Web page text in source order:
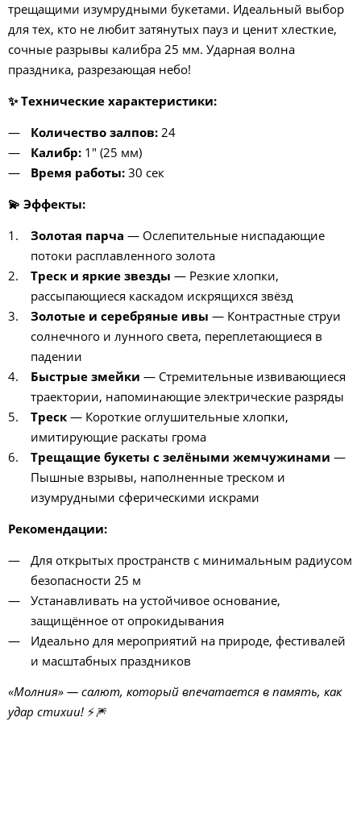
трещащими изумрудными букетами. Идеальный выбор
для тех, кто не любит затянутых пауз и ценит хлесткие,
сочные разрывы калибра 25 мм. Ударная волна
праздника, разрезающая небо!
✨Технические характеристики:
Количество залпов:24
Калибр:1" (25 мм)
Время работы:30 сек
💫 Эффекты:
Золотая парча — Ослепительные ниспадающие
потоки расплавленного золота
Треск и яркие звезды — Резкие хлопки,
рассыпающиеся каскадом искрящихся звёзд
Золотые и серебряные ивы — Контрастные струи
солнечного и лунного света, переплетающиеся в
падении
Быстрые змейки — Стремительные извивающиеся
траектории, напоминающие электрические разряды
Треск— Короткие оглушительные хлопки,
имитирующие раскаты грома
Трещащие букеты с зелёными жемчужинами —
Пышные взрывы, наполненные треском и
изумрудными сферическими искрами
Рекомендации:
Для открытых пространств с минимальным радиусом
безопасности 25 м
Устанавливать на устойчивое основание,
защищённое от опрокидывания
Идеально для мероприятий на природе, фестивалей
и масштабных праздников
«Молния» — салют, который впечатается в память, как
удар стихии! ⚡🎆